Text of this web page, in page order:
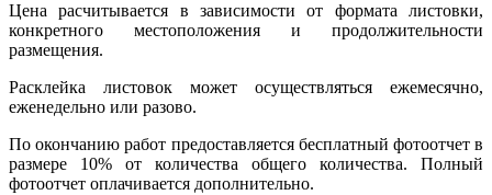
Цена расчитывается в зависимости от формата листовки,
конкретного местоположения и продолжительности
размещения.
Расклейка листовок может осуществляться ежемесячно,
еженедельно или разово.
По окончанию работ предоставляется бесплатный фотоотчет в
размере 10% от количества общего количества. Полный
фотоотчет оплачивается дополнительно.